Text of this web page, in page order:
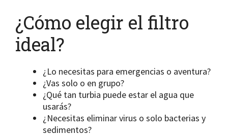
¿Cómo elegir el filtro
ideal?
¿Lo necesitas para emergencias o aventura?
¿Vas solo o en grupo?
¿Qué tan turbia puede estar el agua que
usarás?
¿Necesitas eliminar virus o solo bacterias y
sedimentos?